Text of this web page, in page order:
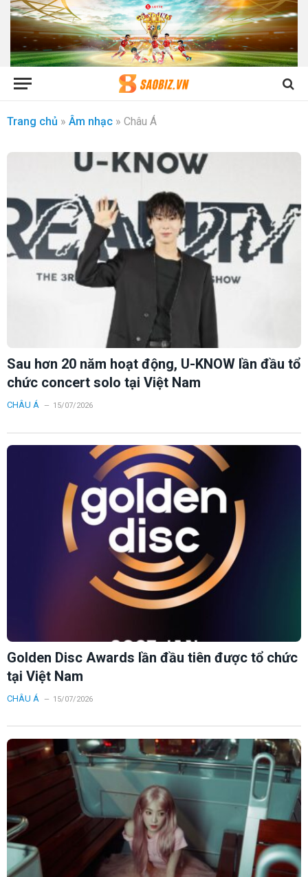
Trang chủ » Âm nhạc » Châu Á
Sau hơn 20 năm hoạt động, U-KNOW lần đầu tổ
chức concert solo tại Việt Nam
CHÂU Á 15/07/2026
Golden Disc Awards lần đầu tiên được tổ chức
tại Việt Nam
CHÂU Á 15/07/2026